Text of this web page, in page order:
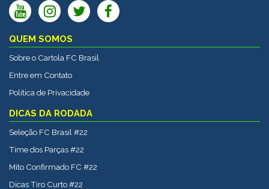
QUEM SOMOS
Sobre o Cartola FC Brasil
Entre em Contato
Política de Privacidade
DICAS DA RODADA
Seleção FC Brasil #22
Time dos Parças #22
Mito Confirmado FC #22
Dicas Tiro Curto #22